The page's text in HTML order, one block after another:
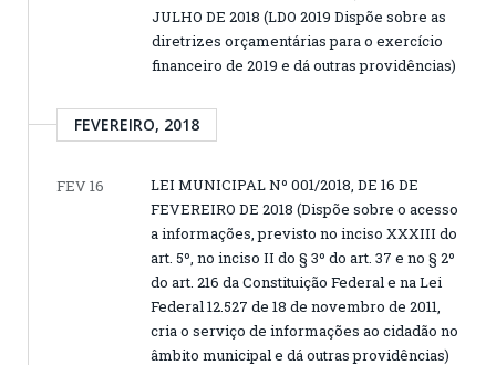
JULHO DE 2018 (LDO 2019 Dispõe sobre as
diretrizes orçamentárias para o exercício
financeiro de 2019 e dá outras providências)
FEVEREIRO, 2018
FEV 16
LEI MUNICIPAL Nº 001/2018, DE 16 DE
FEVEREIRO DE 2018 (Dispõe sobre o acesso
a informações, previsto no inciso XXXIII do
art. 5º, no inciso II do § 3º do art. 37 e no § 2º
do art. 216 da Constituição Federal e na Lei
Federal 12.527 de 18 de novembro de 2011,
cria o serviço de informações ao cidadão no
âmbito municipal e dá outras providências)